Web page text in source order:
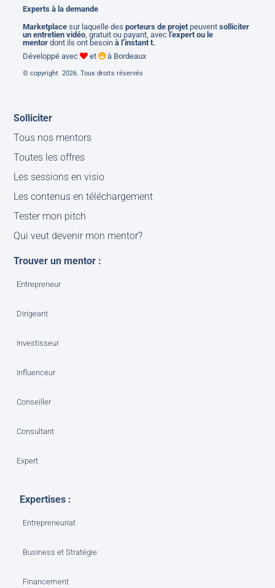
Experts à la demande
Marketplace sur laquelle desporteurs de projet peuventsolliciter
un entretien vidéo, gratuit ou payant, avec l’expert ou le
mentordont ils ont besoinà l’instant t.
Développé avec
et à Bordeaux
© copyright 2026. Tous droits réservés
Solliciter
Tous nos mentors
Toutes les offres
Les sessions en visio
Les contenus en téléchargement
Tester mon pitch
Qui veut devenir mon mentor?
Trouver un mentor :
Entrepreneur
Dirigeant
Investisseur
Influenceur
Conseiller
Consultant
Expert
Expertises :
Entrepreneuriat
Business et Stratégie
Financement